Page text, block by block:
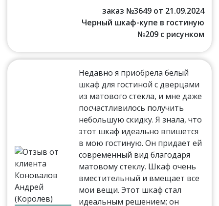
заказ №3649 от 21.09.2024
Черный шкаф-купе в гостиную
№209 с рисунком
Недавно я приобрела белый
шкаф для гостиной с дверцами
из матового стекла, и мне даже
посчастливилось получить
небольшую скидку. Я знала, что
этот шкаф идеально впишется
в мою гостиную. Он придает ей
современный вид благодаря
матовому стеклу. Шкаф очень
вместительный и вмещает все
мои вещи. Этот шкаф стал
идеальным решением; он